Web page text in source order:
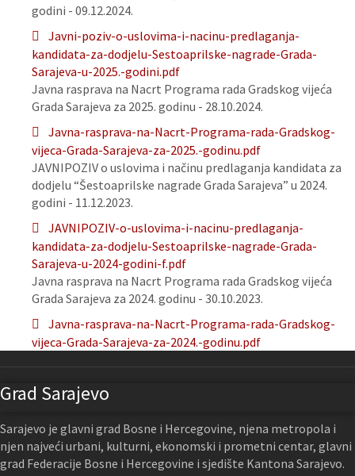
godini - 09.12.2024.
Javni-poziv-o-uslovima-i-nacinu-predlaganja-
kandidata-za-dodjelu-Sestoaprilske-nagrade-Grada-
Sarajeva-u-2025.-godini.pdf
Javna rasprava na Nacrt Programa rada Gradskog vijeća
Grada Sarajeva za 2025. godinu - 28.10.2024.
Javna-rasprava-na-Nacrt-Programa-rada-Gradskog-
vijeca-Grada-Sarajeva-za-2025.-godinu.pdf
JAVNIPOZIV o uslovima i načinu predlaganja kandidata za
dodjelu “Šestoaprilske nagrade Grada Sarajeva” u 2024.
godini - 11.12.2023.
JAVNIPOZIV-o-uslovima-i-nacinu-predlaganja-
kandidata-za-dodjelu-Sestoaprilske-nagrade-Grada-
Sarajeva-u-2024-godini-f.pdf
Javna rasprava na Nacrt Programa rada Gradskog vijeća
Grada Sarajeva za 2024. godinu - 30.10.2023.
Javna-rasprava-na-Nacrt-Programa-rada-Gradskog-
vijeca-Grada-Sarajeva-za-2024.-godinu.pdf
Grad Sarajevo
Sarajevo je glavni grad Bosne i Hercegovine, njena metropola i
njen najveći urbani, kulturni, ekonomski i prometni centar, glavni
grad Federacije Bosne i Hercegovine i sjedište Kantona Sarajevo.